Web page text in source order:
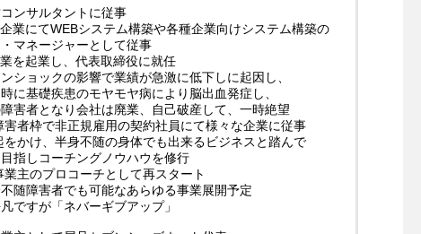
ンサルタントに従事
業にてWEBシステム構築や各種企業向けシステム構築の
マネージャーとして従事
を起業し、代表取締役に就任
ショックの影響で業績が急激に低下しに起因し、
に基礎疾患のモヤモヤ病により脳出血発症し、
害者となり会社は廃業、自己破産して、一時絶望
害者枠で非正規雇用の契約社員にて様々な企業に従事
をかけ、半身不随の身体でも出来るビジネスと踏んで
指しコーチングノウハウを修行
主のプロコーチとして再スタート
随障害者でも可能なあらゆる事業展開予定
ですが「ネバーギブアップ」